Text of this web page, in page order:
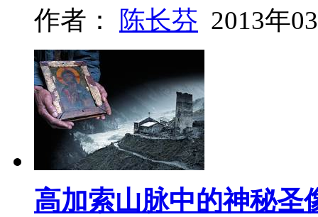
作者： 陈长芬 2013年
高加索山脉中的神秘圣